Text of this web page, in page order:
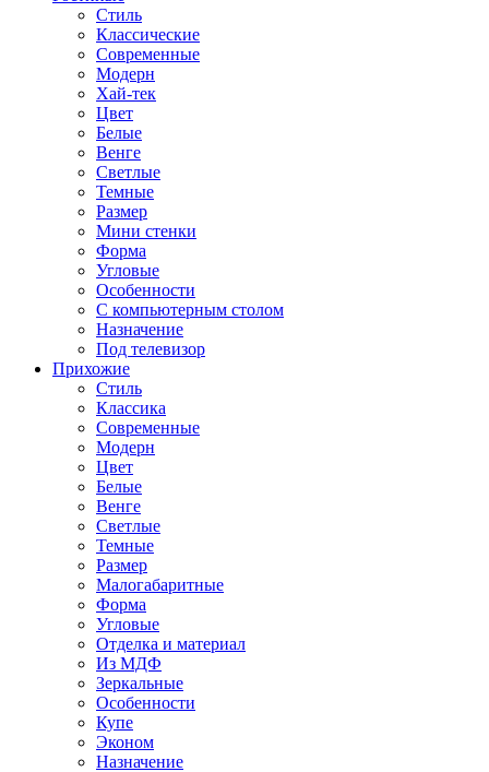
Стиль
Классические
Современные
Модерн
Хай-тек
Цвет
Белые
Венге
Светлые
Темные
Размер
Мини стенки
Форма
Угловые
Особенности
С компьютерным столом
Назначение
Под телевизор
Прихожие
Стиль
Классика
Современные
Модерн
Цвет
Белые
Венге
Светлые
Темные
Размер
Малогабаритные
Форма
Угловые
Отделка и материал
Из МДФ
Зеркальные
Особенности
Купе
Эконом
Назначение